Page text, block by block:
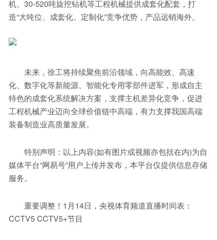
机、30-520吨旋挖钻机等工程机械提供成套化配套，打
造“大吨位、成套化、定制化”竞争优势，产品远销海外。
未来，徐工将持续聚焦前沿领域，向高能效、高速
化、数字化等新能源、智能化专用零部件进军，形成自主
特色的成套化系统解决方案，支撑主机差异化竞争，促进
工程机械产业迈向全球价值链中高端，有力支撑我国高端
装备制造业高质量发展。
特别声明：以上内容(如有图片或视频亦包括在内)为自
媒体平台“网易号”用户上传并发布，本平台仅提供信息存储
服务。
重要调整！1月14日，央视体育频道直播时间表：
CCTV5 CCTV5+节目